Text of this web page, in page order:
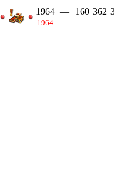
1964
1964
— 160 362